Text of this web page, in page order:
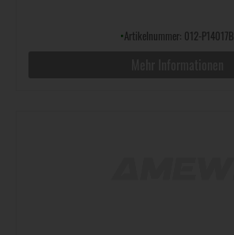
•Artikelnummer: 012-P14017B